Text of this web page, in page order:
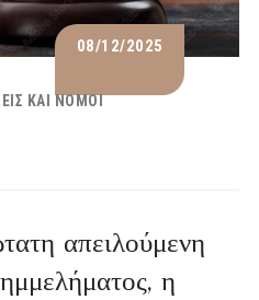
08/12/2025
ΚΑΙ ΝΌΜΟΙ
απειλούμενη
η